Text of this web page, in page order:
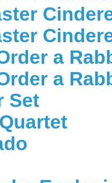
a
a
Set